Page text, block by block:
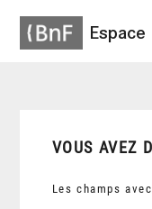
Espace
VOUS AVEZ
Les champs